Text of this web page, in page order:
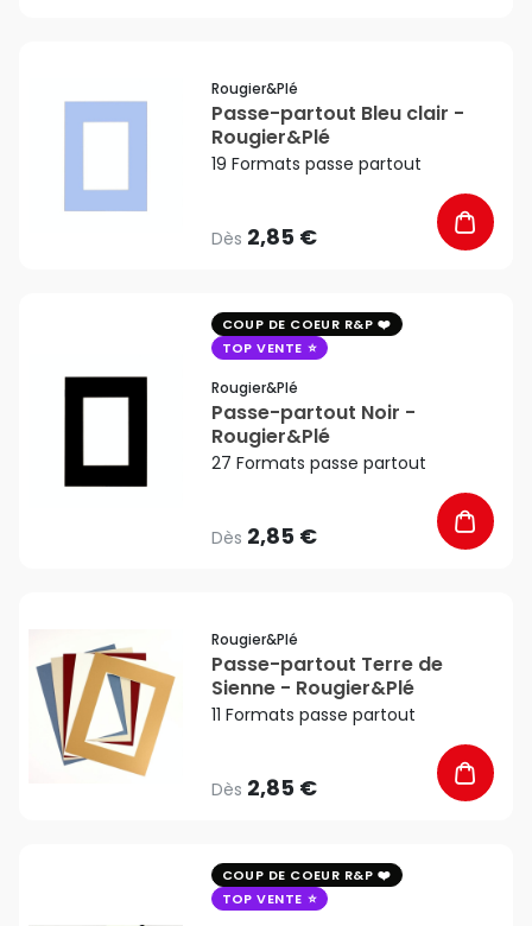
Rougier&plé
Passe-partout Bleu clair -
Rougier&Plé
19 Formats passe partout
Dès 2,85 €
COUP DE COEUR R&P
TOP VENTE
Rougier&plé
Passe-partout Noir -
Rougier&Plé
27 Formats passe partout
Dès 2,85 €
Rougier&plé
Passe-partout Terre de
Sienne - Rougier&Plé
11 Formats passe partout
Dès 2,85 €
COUP DE COEUR R&P
TOP VENTE